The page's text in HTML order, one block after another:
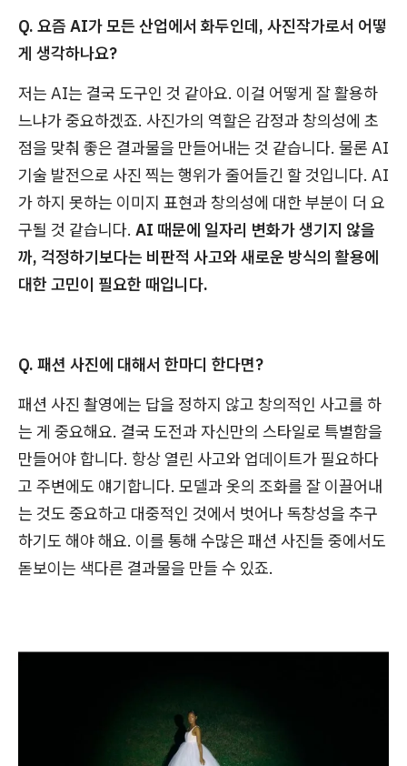
Q. 요즘 AI가 모든 산업에서 화두인데, 사진작가로서 어떻
게 생각하나요?
저는 AI는 결국 도구인 것 같아요. 이걸 어떻게 잘 활용하
느냐가 중요하겠죠. 사진가의 역할은 감정과 창의성에 초
점을 맞춰 좋은 결과물을 만들어내는 것 같습니다. 물론 AI
기술 발전으로 사진 찍는 행위가 줄어들긴 할 것입니다. AI
가 하지 못하는 이미지 표현과 창의성에 대한 부분이 더 요
구될 것 같습니다. AI 때문에 일자리 변화가 생기지 않을
까, 걱정하기보다는 비판적 사고와 새로운 방식의 활용에
대한 고민이 필요한 때입니다.
Q. 패션 사진에 대해서 한마디 한다면?
패션 사진 촬영에는 답을 정하지 않고 창의적인 사고를 하
는 게 중요해요. 결국 도전과 자신만의 스타일로 특별함을
만들어야 합니다. 항상 열린 사고와 업데이트가 필요하다
고 주변에도 얘기합니다. 모델과 옷의 조화를 잘 이끌어내
는 것도 중요하고 대중적인 것에서 벗어나 독창성을 추구
하기도 해야 해요. 이를 통해 수많은 패션 사진들 중에서도
돋보이는 색다른 결과물을 만들 수 있죠.